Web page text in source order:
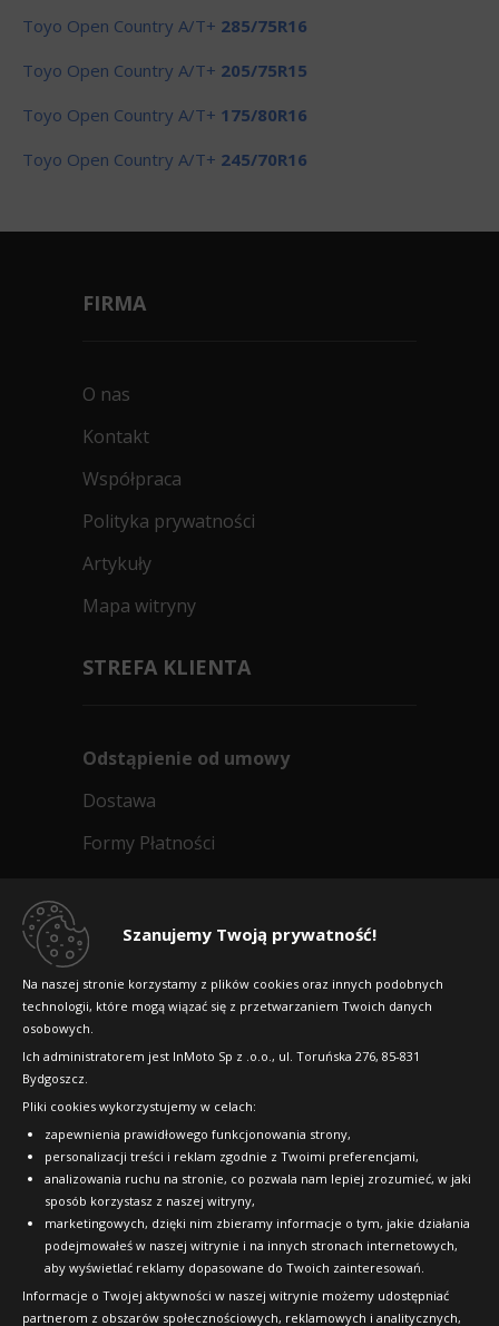
Szanujemy Twoją prywatność!
Na naszej stronie korzystamy z plików cookies oraz innych podobnych
technologii, które mogą wiązać się z przetwarzaniem Twoich danych
osobowych.
Ich administratorem jest InMoto Sp z .o.o., ul. Toruńska 276, 85-831
Bydgoszcz.
Pliki cookies wykorzystujemy w celach:
zapewnienia prawidłowego funkcjonowania strony,
personalizacji treści i reklam zgodnie z Twoimi preferencjami,
analizowania ruchu na stronie, co pozwala nam lepiej zrozumieć, w jaki
sposób korzystasz z naszej witryny,
marketingowych, dzięki nim zbieramy informacje o tym, jakie działania
podejmowałeś w naszej witrynie i na innych stronach internetowych,
aby wyświetlać reklamy dopasowane do Twoich zainteresowań.
Informacje o Twojej aktywności w naszej witrynie możemy udostępniać
partnerom z obszarów społecznościowych, reklamowych i analitycznych,
Toyo Open Country A/T+ 285/75R16
Toyo Open Country A/T+ 205/75R15
Toyo Open Country A/T+ 175/80R16
Toyo Open Country A/T+ 245/70R16
FIRMA
O nas
Kontakt
Współpraca
Polityka prywatności
Artykuły
Mapa witryny
STREFA KLIENTA
Odstąpienie od umowy
Dostawa
Formy Płatności
Dlaczego warto kupić w 24opony.pl
Raty
FAQ
OFICJALNY PARTNER